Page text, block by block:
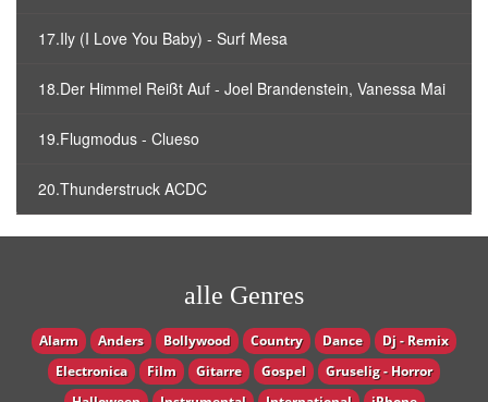
17.Ily (I Love You Baby) - Surf Mesa
18.Der Himmel Reißt Auf - Joel Brandenstein, Vanessa Mai
19.Flugmodus - Clueso
20.Thunderstruck ACDC
alle Genres
Alarm Anders Bollywood Country Dance
Dj - Remix
Electronica
Film Gitarre Gospel
Gruselig - Horror